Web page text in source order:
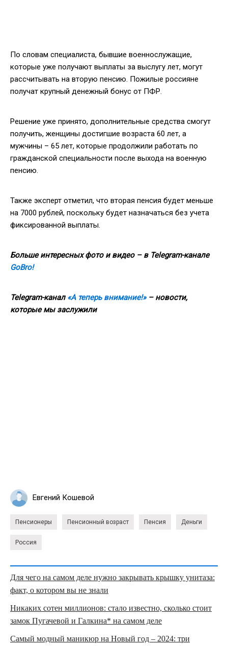
По словам специалиста, бывшие военнослужащие,
которые уже получают выплаты за выслугу лет, могут
рассчитывать на вторую пенсию. Пожилые россияне
получат крупный денежный бонус от ПФР.
Решение уже принято, дополнительные средства смогут
получить, женщины достигшие возраста 60 лет, а
мужчины – 65 лет, которые продолжили работать по
гражданской специальности после выхода на военную
пенсию.
Также эксперт отметил, что вторая пенсия будет меньше
на 7000 рублей, поскольку будет назначаться без учета
фиксированной выплаты.
Больше интересных фото и видео – в Telegram-канале
GoBro!
Telegram-канал «А теперь внимание!»– новости,
которые мы заслужили
Евгений Кошевой
Пенсионеры Пенсионный возраст Пенсия Деньги
Россия
Для чего на самом деле нужно закрывать крышку унитаза:
факт, о котором вы не знали
Никаких сотен миллионов: стало известно, сколько стоит
замок Пугачевой и Галкина* на самом деле
Самый модный маникюр на Новый год – 2024: три